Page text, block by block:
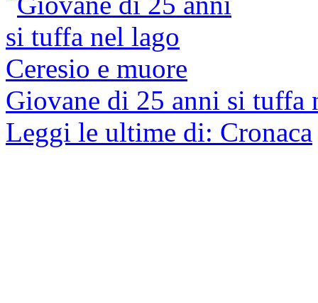
Giovane di 25 anni si tuffa
Leggi le ultime di: Cronaca